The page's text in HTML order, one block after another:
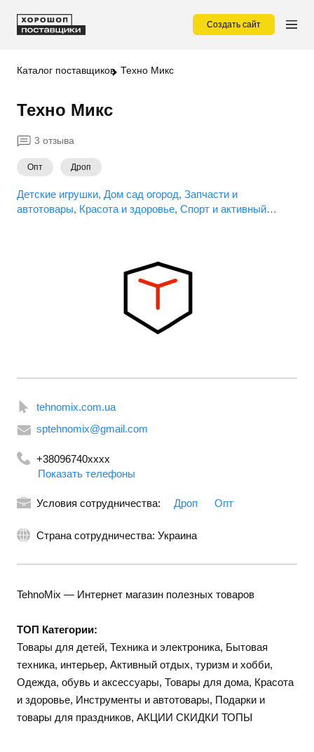
Создать сайт
Каталог поставщиков Техно Микс
Техно Микс
3 отзыва
Опт Дроп
Детские игрушки Дом сад огород Запчасти и
автотовары Красота и здоровье Спорт и активный
tehnomix.com.ua
sptehnomix@gmail.com
+38096740xxxx
+380997405060
+380937405060
Показать телефоны
Условия сотрудничества: Дроп Опт
Страна сотрудничества: Украина
TehnoMix — Интернет магазин полезных товаров
ТОП Категории:
Товары для детей, Техника и электроника, Бытовая
техника, интерьер, Активный отдых, туризм и хобби,
Одежда, обувь и аксессуары, Товары для дома, Красота
и здоровье, Инструменты и автотовары, Подарки и
товары для праздников, АКЦИИ СКИДКИ ТОПЫ